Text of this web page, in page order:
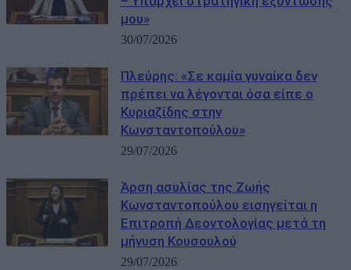
μου»
30/07/2026
Πλεύρης: «Σε καμία γυναίκα δεν
πρέπει να λέγονται όσα είπε o
Κυριαζίδης στην
Κωνσταντοπούλου»
29/07/2026
Άρση ασυλίας της Ζωής
Κωνσταντοπούλου εισηγείται η
Επιτροπή Δεοντολογίας μετά τη
μήνυση Κουσουλού
29/07/2026